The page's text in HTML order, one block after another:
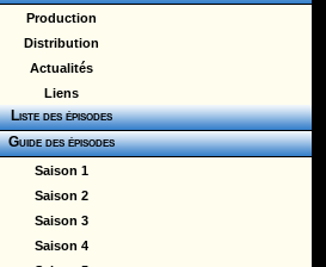
Production
Distribution
Actualités
Liens
Liste des épisodes
Guide des épisodes
Saison 1
Saison 2
Saison 3
Saison 4